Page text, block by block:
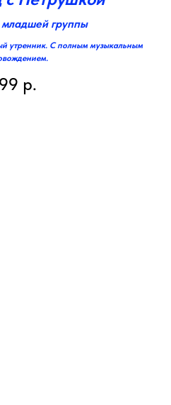
группы
утренник. С полным музыкальным
р.